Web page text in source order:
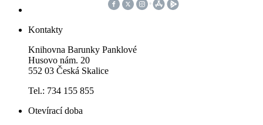
Kontakty
Knihovna Barunky Panklové
Husovo nám. 20
552 03 Česká Skalice
Tel.: 734 155 855
Otevírací doba